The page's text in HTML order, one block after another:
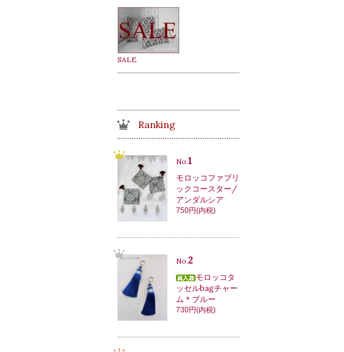
SALE
Ranking
No.1
モロッコファブリ
ックコースター/
アンダルシア
750円(内税)
No.2
モロッコタ
ッセルbagチャー
ム＊ブルー
730円(内税)